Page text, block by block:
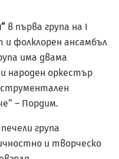
в първа група на I
и фолклорен ансамбъл
има двама
народен оркестър
– Пордим.
група
и творческо